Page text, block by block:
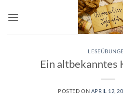
Ein
POSTED ON APRIL 12,